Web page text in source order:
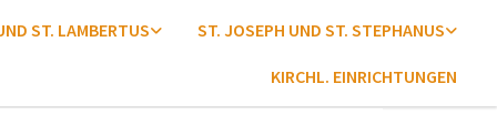
ST. LAMBERTUS ST. JOSEPH UND ST. STEPHANUS
KIRCHL. EINRICHTUNGEN